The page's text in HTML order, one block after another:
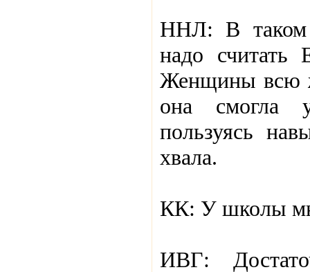
ННЛ: В таком
надо считать
Женщины всю
она смогла
пользуясь
хвала.
КК: У школы
ИВГ: